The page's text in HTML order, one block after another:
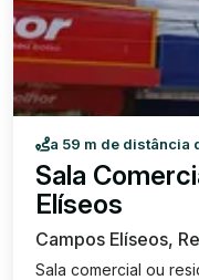
a 59 m de distância
Sala
Elíseos
Campos Elíseos,
Sala comercial ou